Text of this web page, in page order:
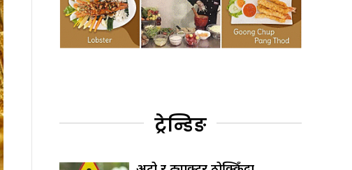
ट्रेन्डिङ